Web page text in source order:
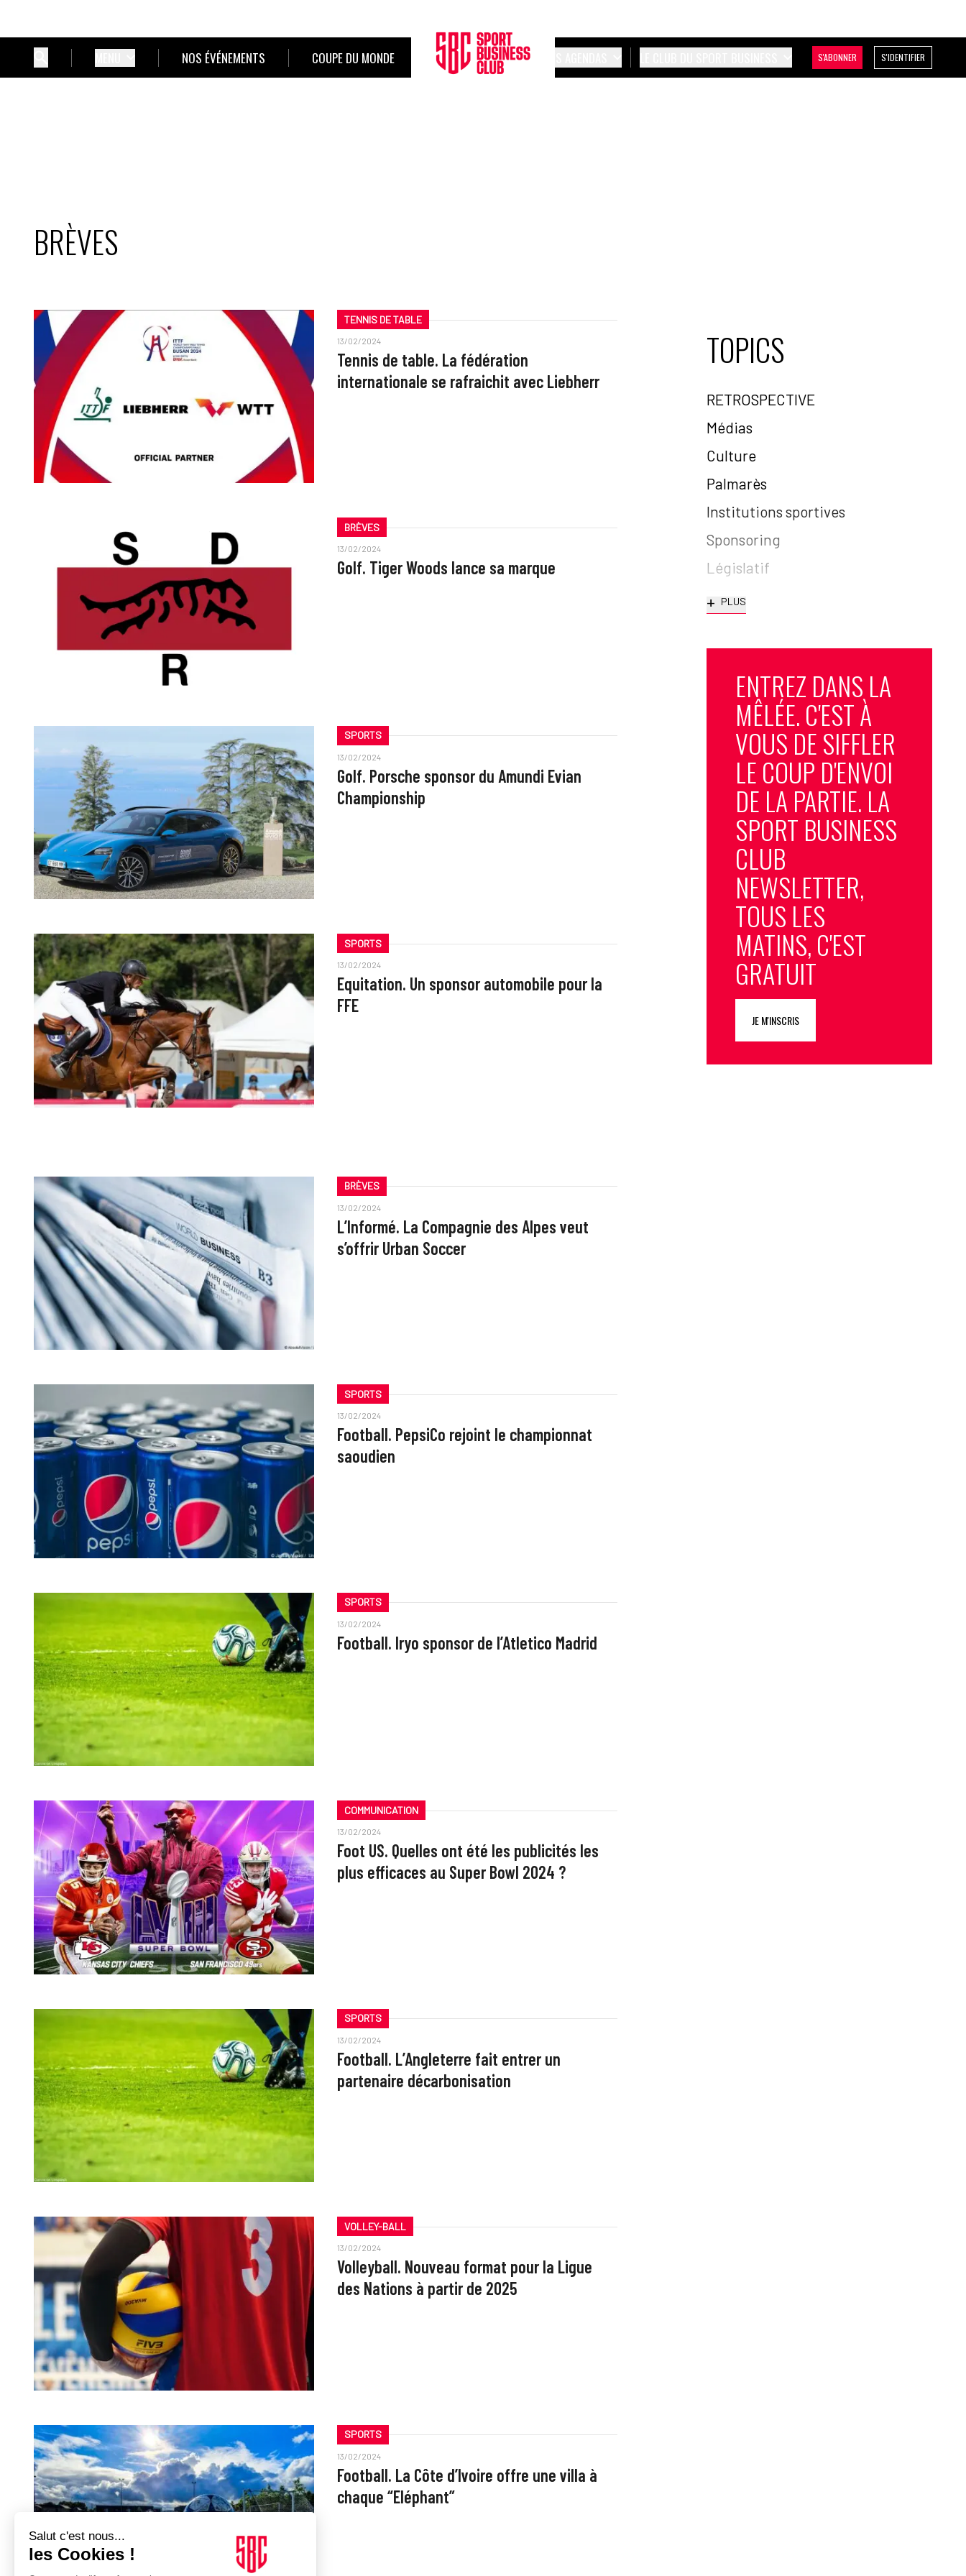
NOS ÉVÉNEMENTS COUPE DU MONDE S'ABONNER S'IDENTIFIER
BRÈVES
TENNIS DE TABLE
13/02/2024
Tennis de table. La fédération
internationale se rafraichit avec Liebherr
BRÈVES
13/02/2024
Golf. Tiger Woods lance sa marque
SPORTS
13/02/2024
Golf. Porsche sponsor du Amundi Evian
Championship
SPORTS
13/02/2024
Equitation. Un sponsor automobile pour la
FFE
BRÈVES
13/02/2024
L’Informé. La Compagnie des Alpes veut
s’offrir Urban Soccer
SPORTS
13/02/2024
Football. PepsiCo rejoint le championnat
saoudien
SPORTS
13/02/2024
Football. Iryo sponsor de l’Atletico Madrid
COMMUNICATION
13/02/2024
Foot US. Quelles ont été les publicités les
plus efficaces au Super Bowl 2024 ?
SPORTS
13/02/2024
Football. L’Angleterre fait entrer un
partenaire décarbonisation
VOLLEY-BALL
13/02/2024
Volleyball. Nouveau format pour la Ligue
des Nations à partir de 2025
SPORTS
13/02/2024
Football. La Côte d’Ivoire offre une villa à
chaque “Eléphant”
TOPICS
RETROSPECTIVE
Médias
Culture
Palmarès
Institutions sportives
Sponsoring
Législatif
+ PLUS
ENTREZ DANS LA
MÊLÉE. C'EST À
VOUS DE SIFFLER
LE COUP D'ENVOI
DE LA PARTIE. LA
SPORT BUSINESS
CLUB
NEWSLETTER,
TOUS LES
MATINS, C'EST
GRATUIT
JE M'INSCRIS